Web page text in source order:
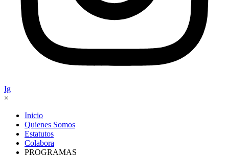
Ig
×
Inicio
Quienes Somos
Estatutos
Colabora
PROGRAMAS